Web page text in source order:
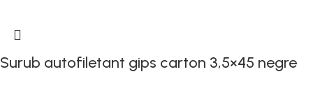
Surub autofiletant gips carton 3,5×45 negre